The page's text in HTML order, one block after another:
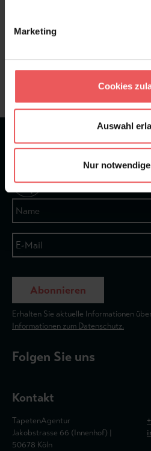
Marketing
Cookies
Auswahl
Nur
Frage stellen
★★★★★Bei 1245 Bewertungen
Abonnieren
Erhalten Sie aktuelle Informationen
Informationen zum Datenschutz.
Folgen Sie uns
Kontakt
TapetenAgentur
Jakobstrasse 66 (Innenhof) |
50678 Köln